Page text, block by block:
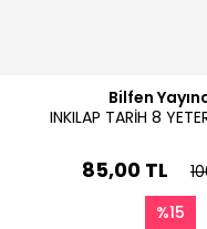
Bilfen
INKILAP TARİH 8
85,00 TL
%15